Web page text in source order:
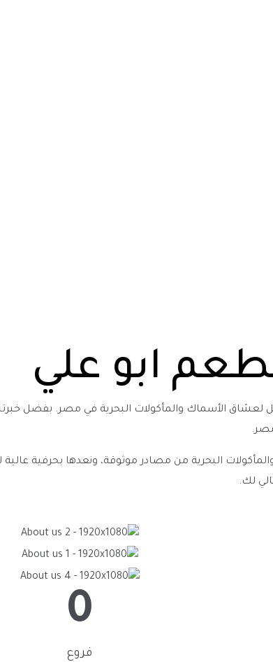
ابو علي
لعشاق الأسماك والمأكولات البحرية في مصر. بفضل
البحرية من مصادر موثوقة، ونعدها بحرفية
لك.
فروع
0